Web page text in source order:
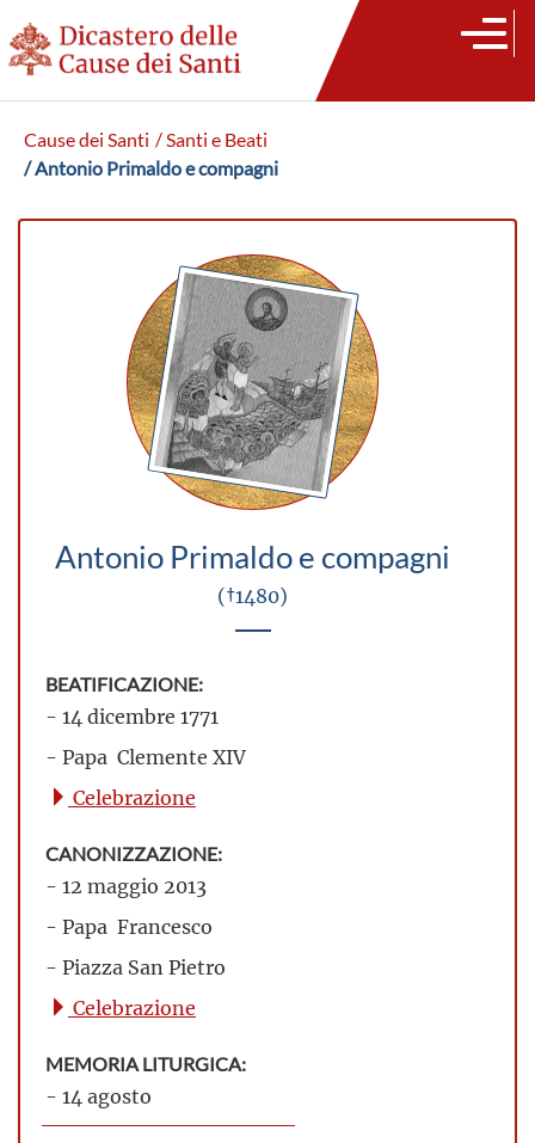
Cause dei Santi / Santi e Beati
/ Antonio Primaldo e compagni
Antonio Primaldo e compagni
(†1480)
BEATIFICAZIONE:
- 14 dicembre 1771
- Papa Clemente XIV
Celebrazione
CANONIZZAZIONE:
- 12 maggio 2013
- Papa Francesco
- Piazza San Pietro
Celebrazione
MEMORIA LITURGICA:
- 14 agosto